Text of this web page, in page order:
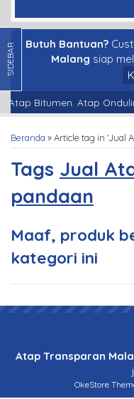
Butuh Bantuan?
Malang siap
Atap Bitumen. Atap
Beranda »Article tag in 'Jual
Tags Jual
pandaan
Maaf, produk
kategori ini
SIDEBAR
Atap Transparan
OkeStore